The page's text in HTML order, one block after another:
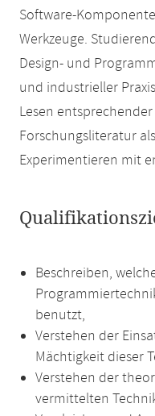
Software-
Werkzeuge.
Design- und
und industrieller
Lesen
Forschungsliteratur
Experimentieren mit
Beschreiben,
benutzt,
Verstehen der
Mächtigkeit dieser
Verstehen der
vermittelten